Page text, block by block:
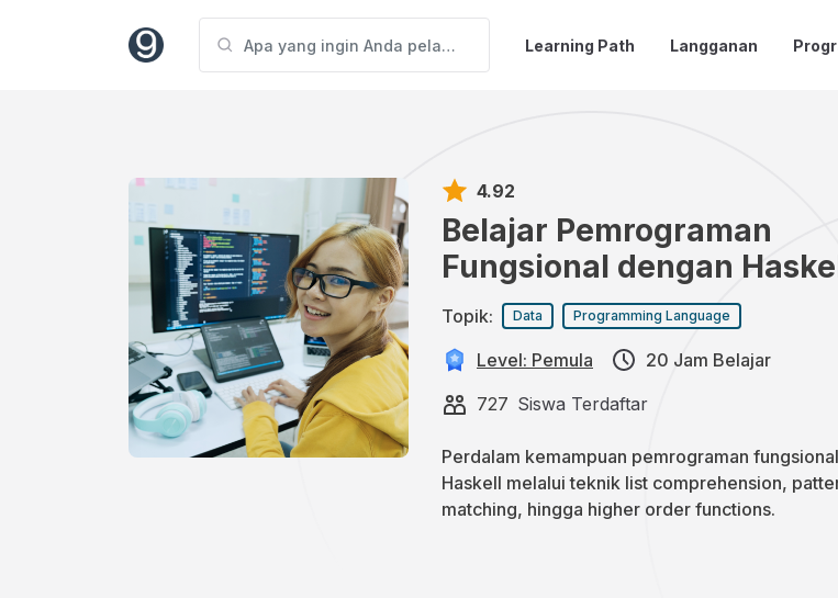
Learning Path Langganan
4.92
Belajar Pemrograman
Fungsional dengan
Topik: Data Programming Language
Level: Pemula
20 Jam Belajar
727 Siswa Terdaftar
Perdalam kemampuan pemrograman
Haskell melalui teknik list comprehension,
matching, hingga higher order functions.